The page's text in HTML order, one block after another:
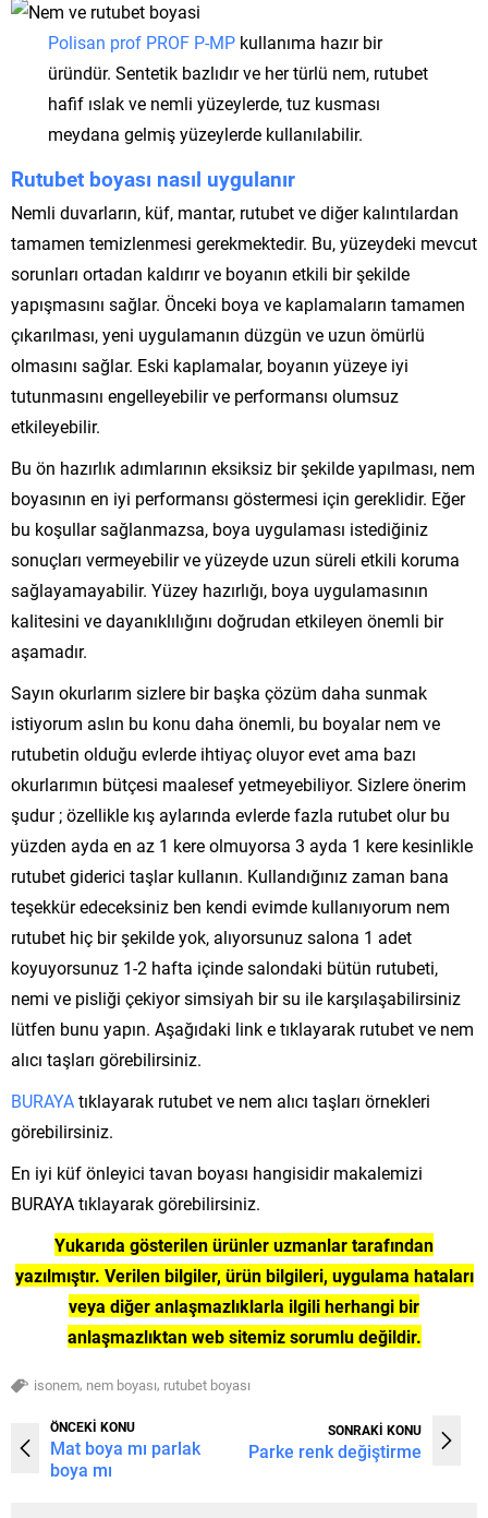
Polisan prof PROF P-MP kullanıma hazır bir
üründür. Sentetik bazlıdır ve her türlü nem, rutubet
hafif ıslak ve nemli yüzeylerde, tuz kusması
meydana gelmiş yüzeylerde kullanılabilir.
Rutubet boyası nasıl uygulanır
Nemli duvarların, küf, mantar, rutubet ve diğer kalıntılardan
tamamen temizlenmesi gerekmektedir. Bu, yüzeydeki mevcut
sorunları ortadan kaldırır ve boyanın etkili bir şekilde
yapışmasını sağlar. Önceki boya ve kaplamaların tamamen
çıkarılması, yeni uygulamanın düzgün ve uzun ömürlü
olmasını sağlar. Eski kaplamalar, boyanın yüzeye iyi
tutunmasını engelleyebilir ve performansı olumsuz
etkileyebilir.
Bu ön hazırlık adımlarının eksiksiz bir şekilde yapılması, nem
boyasının en iyi performansı göstermesi için gereklidir. Eğer
bu koşullar sağlanmazsa, boya uygulaması istediğiniz
sonuçları vermeyebilir ve yüzeyde uzun süreli etkili koruma
sağlayamayabilir. Yüzey hazırlığı, boya uygulamasının
kalitesini ve dayanıklılığını doğrudan etkileyen önemli bir
aşamadır.
Sayın okurlarım sizlere bir başka çözüm daha sunmak
istiyorum aslın bu konu daha önemli, bu boyalar nem ve
rutubetin olduğu evlerde ihtiyaç oluyor evet ama bazı
okurlarımın bütçesi maalesef yetmeyebiliyor. Sizlere önerim
şudur ; özellikle kış aylarında evlerde fazla rutubet olur bu
yüzden ayda en az 1 kere olmuyorsa 3 ayda 1 kere kesinlikle
rutubet giderici taşlar kullanın. Kullandığınız zaman bana
teşekkür edeceksiniz ben kendi evimde kullanıyorum nem
rutubet hiç bir şekilde yok, alıyorsunuz salona 1 adet
koyuyorsunuz 1-2 hafta içinde salondaki bütün rutubeti,
nemi ve pisliği çekiyor simsiyah bir su ile karşılaşabilirsiniz
lütfen bunu yapın. Aşağıdaki link e tıklayarak rutubet ve nem
alıcı taşları görebilirsiniz.
BURAYAtıklayarak rutubet ve nem alıcı taşları örnekleri
görebilirsiniz.
En iyi küf önleyici tavan boyası hangisidir makalemizi
BURAYA tıklayarak görebilirsiniz.
Yukarıda gösterilen ürünler uzmanlar tarafından
yazılmıştır. Verilen bilgiler, ürün bilgileri, uygulama hataları
veya diğer anlaşmazlıklarla ilgili herhangi bir
anlaşmazlıktan web sitemiz sorumlu değildir.
isonem, nem boyası, rutubet boyası
ÖNCEKİ KONU
Mat boya mı parlak
boya mı
SONRAKİ KONU
Parke renk değiştirme